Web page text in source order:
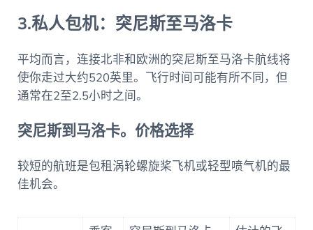
3.私人包机：突尼斯至马洛卡
平均而言，连接北非和欧洲的突尼斯至马洛卡航线将
使你走过大约520英里。飞行时间可能有所不同，但
通常在2至2.5小时之间。
突尼斯到马洛卡。价格选择
较短的航班是包租涡轮螺旋桨飞机或轻型喷气机的最
佳机会。